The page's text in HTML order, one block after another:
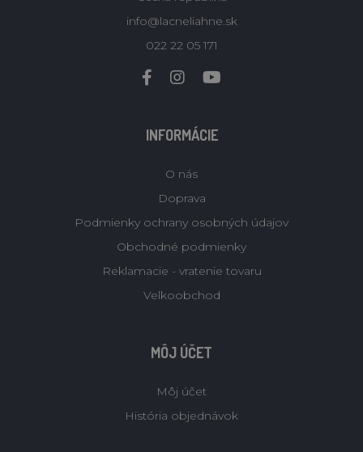
info@lacneliahne.sk
022 22 05 171
INFORMÁCIE
O nás
Doprava
Podmienky ochrany osobných údajov
Obchodné podmienky
Reklamacie - vratenie tovaru
Velkoobchod
MÔJ ÚČET
Môj účet
História objednávok